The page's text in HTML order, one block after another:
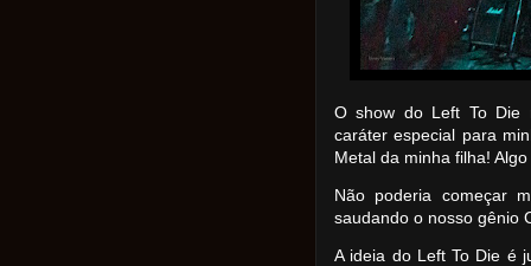
O show do Left To Die
caráter especial para
Metal da minha filha!
Não poderia começar
saudando o nosso gênio
A ideia do Left To Die é